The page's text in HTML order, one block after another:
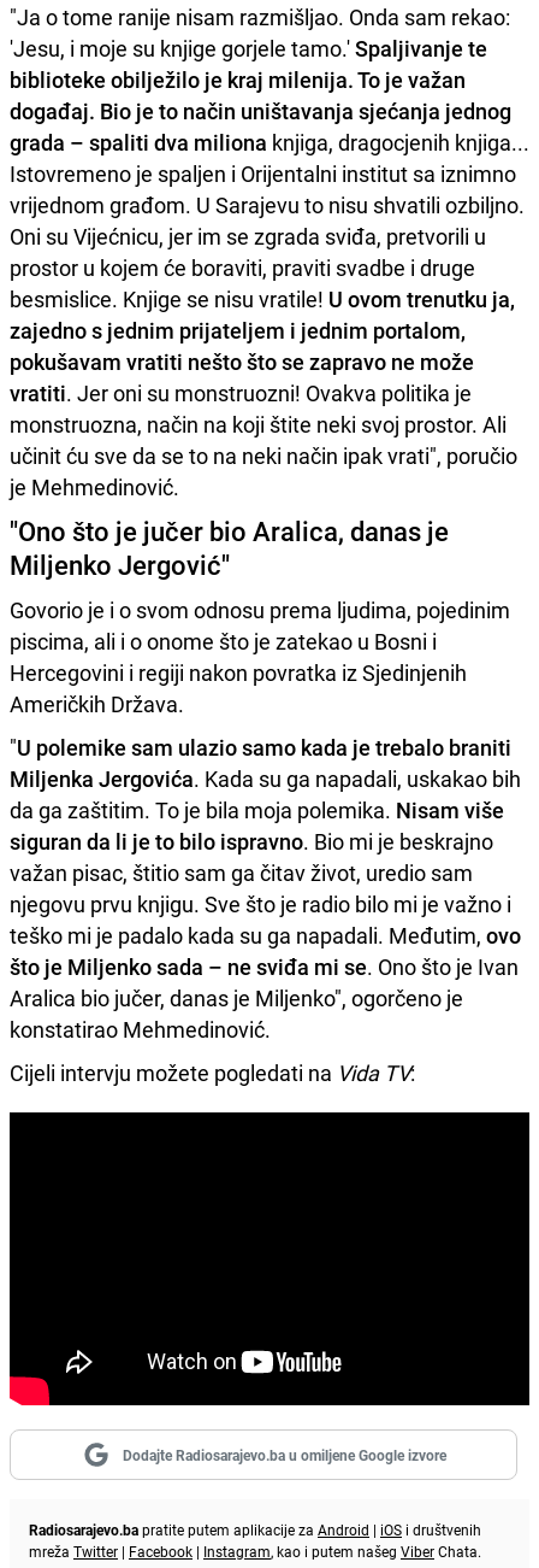
"Ja o tome ranije nisam razmišljao. Onda sam rekao:
'Jesu, i moje su knjige gorjele tamo.'Spaljivanje te
biblioteke obilježilo je kraj milenija. To je važan
događaj. Bio je to način uništavanja sjećanja jednog
grada – spaliti dva miliona knjiga, dragocjenih knjiga...
Istovremeno je spaljen i Orijentalni institut sa iznimno
vrijednom građom. U Sarajevu to nisu shvatili ozbiljno.
Oni su Vijećnicu, jer im se zgrada sviđa, pretvorili u
prostor u kojem će boraviti, praviti svadbe i druge
besmislice. Knjige se nisu vratile! U ovom trenutku ja,
zajedno s jednim prijateljem i jednim portalom,
pokušavam vratiti nešto što se zapravo ne može
vratiti. Jer oni su monstruozni! Ovakva politika je
monstruozna, način na koji štite neki svoj prostor. Ali
učinit ću sve da se to na neki način ipak vrati", poručio
je Mehmedinović.
"Ono što je jučer bio Aralica, danas je
Miljenko Jergović"
Govorio je i o svom odnosu prema ljudima, pojedinim
piscima, ali i o onome što je zatekao u Bosni i
Hercegovini i regiji nakon povratka iz Sjedinjenih
Američkih Država.
"U polemike sam ulazio samo kada je trebalo braniti
Miljenka Jergovića. Kada su ga napadali, uskakao bih
da ga zaštitim. To je bila moja polemika. Nisam više
siguran da li je to bilo ispravno. Bio mi je beskrajno
važan pisac, štitio sam ga čitav život, uredio sam
njegovu prvu knjigu. Sve što je radio bilo mi je važno i
teško mi je padalo kada su ga napadali. Međutim, ovo
što je Miljenko sada – ne sviđa mi se. Ono što je Ivan
Aralica bio jučer, danas je Miljenko", ogorčeno je
konstatirao Mehmedinović.
Cijeli intervju možete pogledati na Vida TV:
Dodajte Radiosarajevo.ba u omiljene Google izvore
Radiosarajevo.bapratite putem aplikacije za Android | iOS i društvenih
mreža Twitter | Facebook | Instagram, kao i putem našeg ViberChata.